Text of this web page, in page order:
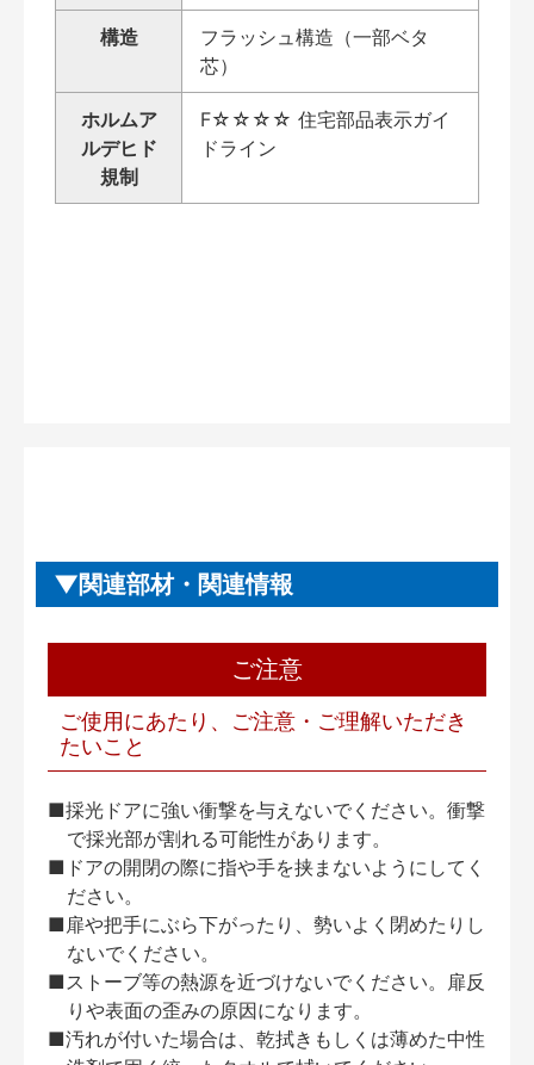
構造
フラッシュ構造（一部ベタ
芯）
ホルムア
ルデヒド
規制
F☆☆☆☆ 住宅部品表示ガイ
ドライン
関連部材・関連情報
ご注意
ご使用にあたり、ご注意・ご理解いただき
たいこと
■採光ドアに強い衝撃を与えないでください。衝撃
で採光部が割れる可能性があります。
■ドアの開閉の際に指や手を挟まないようにしてく
ださい。
■扉や把手にぶら下がったり、勢いよく閉めたりし
ないでください。
■ストーブ等の熱源を近づけないでください。扉反
りや表面の歪みの原因になります。
■汚れが付いた場合は、乾拭きもしくは薄めた中性